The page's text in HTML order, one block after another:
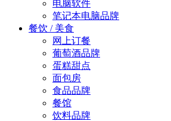
电脑软件
笔记本电脑品牌
餐饮 / 美食
网上订餐
葡萄酒品牌
蛋糕甜点
面包房
食品品牌
餐馆
饮料品牌